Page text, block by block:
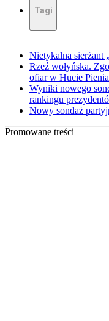
Tagi
Nietykalna sierżant
Rzeź wołyńska.
ofiar w Hucie
Wyniki nowego
rankingu
Nowy sondaż
Promowane treści